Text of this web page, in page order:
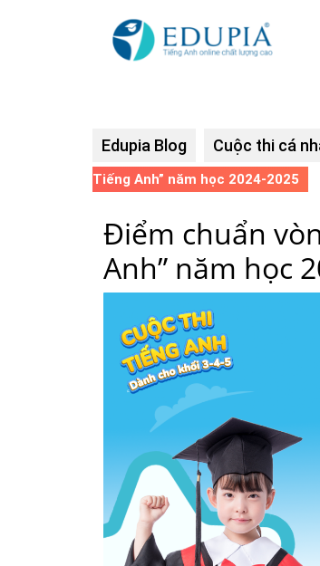
Edupia Blog Cuộc thi cá
Tiếng Anh” năm học 2024-2025
Điểm chuẩn
Anh” năm học